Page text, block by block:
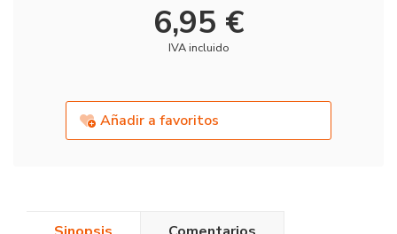
6,95 €
IVA incluido
Añadir a favoritos